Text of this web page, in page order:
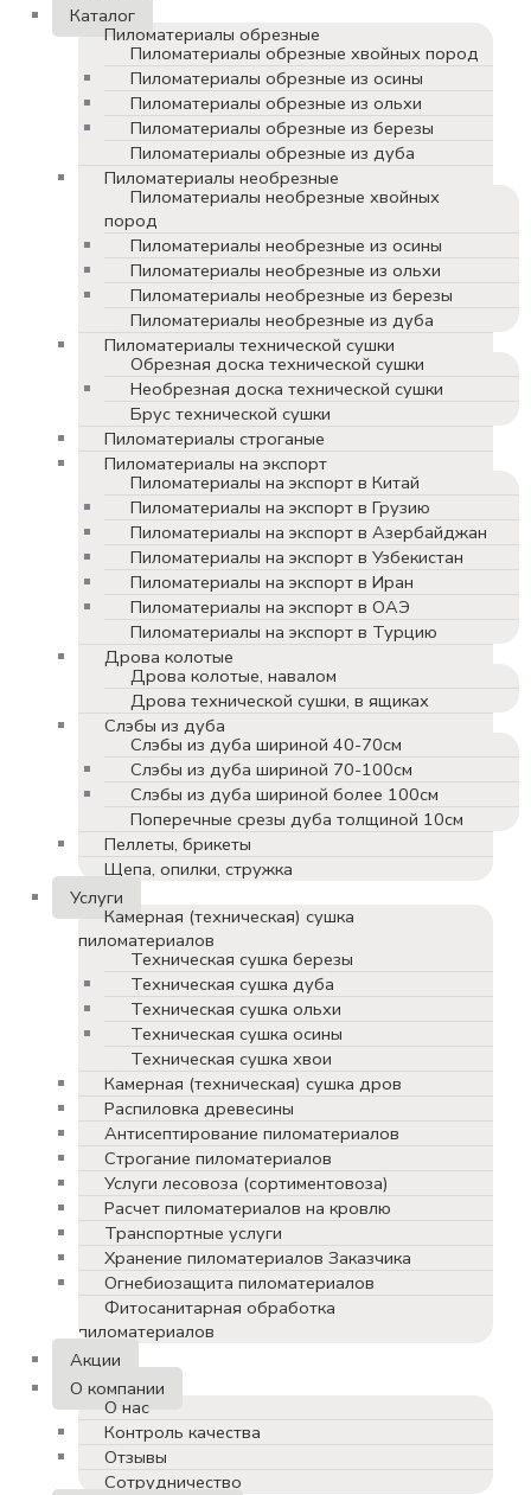
Каталог
Пиломатериалы обрезные
Пиломатериалы обрезные хвойных пород
Пиломатериалы обрезные из осины
Пиломатериалы обрезные из ольхи
Пиломатериалы обрезные из березы
Пиломатериалы обрезные из дуба
Пиломатериалы необрезные
Пиломатериалы необрезные хвойных
пород
Пиломатериалы необрезные из осины
Пиломатериалы необрезные из ольхи
Пиломатериалы необрезные из березы
Пиломатериалы необрезные из дуба
Пиломатериалы технической сушки
Обрезная доска технической сушки
Необрезная доска технической сушки
Брус технической сушки
Пиломатериалы строганые
Пиломатериалы на экспорт
Пиломатериалы на экспорт в Китай
Пиломатериалы на экспорт в Грузию
Пиломатериалы на экспорт в Азербайджан
Пиломатериалы на экспорт в Узбекистан
Пиломатериалы на экспорт в Иран
Пиломатериалы на экспорт в ОАЭ
Пиломатериалы на экспорт в Турцию
Дрова колотые
Дрова колотые, навалом
Дрова технической сушки, в ящиках
Слэбы из дуба
Слэбы из дуба шириной 40-70см
Слэбы из дуба шириной 70-100см
Слэбы из дуба шириной более 100см
Поперечные срезы дуба толщиной 10см
Пеллеты, брикеты
Щепа, опилки, стружка
Услуги
Камерная (техническая) сушка
пиломатериалов
Техническая сушка березы
Техническая сушка дуба
Техническая сушка ольхи
Техническая сушка осины
Техническая сушка хвои
Камерная (техническая) сушка дров
Распиловка древесины
Антисептирование пиломатериалов
Строгание пиломатериалов
Услуги лесовоза (сортиментовоза)
Расчет пиломатериалов на кровлю
Транспортные услуги
Хранение пиломатериалов Заказчика
Огнебиозащита пиломатериалов
Фитосанитарная обработка
пиломатериалов
Акции
О компании
О нас
Контроль качества
Отзывы
Сотрудничество